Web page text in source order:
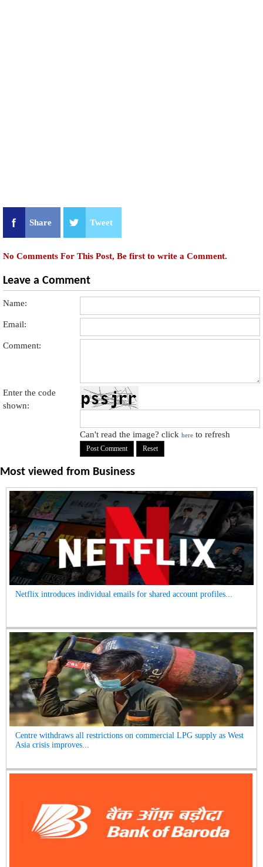
Share Tweet
No Comments For This Post, Be first to write a Comment.
Leave a Comment
Name:
Email:
Comment:
Enter the code
shown:
Can't read the image? clickhere to refresh
Most viewed from Business
Netflix introduces individual emails for shared account profiles...
Centre withdraws all restrictions on commercial LPG supply as West
Asia crisis improves...